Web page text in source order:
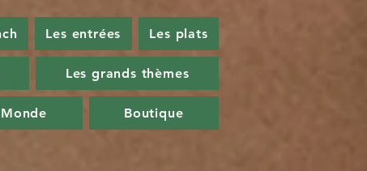
Les entrées Les plats
Les grands thèmes
Boutique